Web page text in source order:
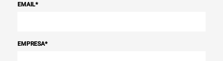
EMAIL*
EMPRESA*